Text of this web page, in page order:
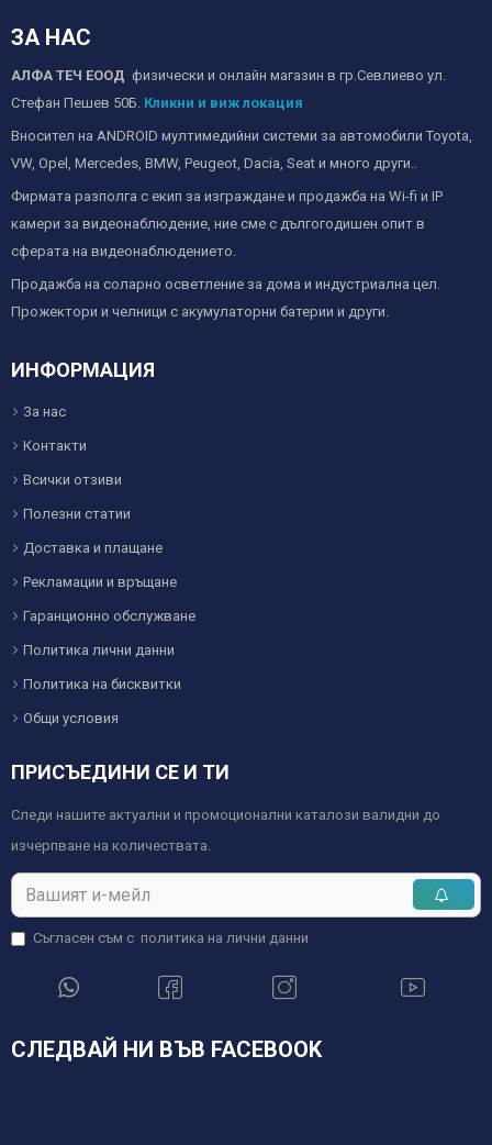
ЗА НАС
АЛФА ТЕЧ ЕООД физически и онлайн магазин в гр.Севлиево ул.
Стефан Пешев 50Б. Кликни и виж локация
Вносител на ANDROID мултимедийни системи за автомобили Toyota,
VW, Opel, Mercedes, BMW, Peugeot, Dacia, Seat и много други..
Фирмата разполга с екип за изграждане и продажба на Wi-fi и IP
камери за видеонаблюдение, ние сме с дългогодишен опит в
сферата на видеонаблюдението.
Продажба на соларно осветление за дома и индустриална цел.
Прожектори и челници с акумулаторни батерии и други.
ИНФОРМАЦИЯ
За нас
Контакти
Всички отзиви
Полезни статии
Доставка и плащане
Рекламации и връщане
Гаранционно обслужване
Политика лични данни
Политика на бисквитки
Общи условия
ПРИСЪЕДИНИ СЕ И ТИ
Следи нашите актуални и промоционални каталози валидни до
изчерпване на количествата.
Съгласен съм с политика на лични данни
СЛЕДВАЙ НИ ВЪВ FACEBOOK